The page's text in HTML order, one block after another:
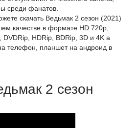
среди фанатов.
скачать Ведьмак 2 сезон (2021)
качестве в формате HD 720p,
DVDRip, HDRip, BDRip, 3D и 4K а
телефон, планшет на андроид в
2 сезон